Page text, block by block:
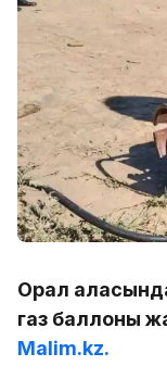
Орал
газ баллоны
Malim.kz.